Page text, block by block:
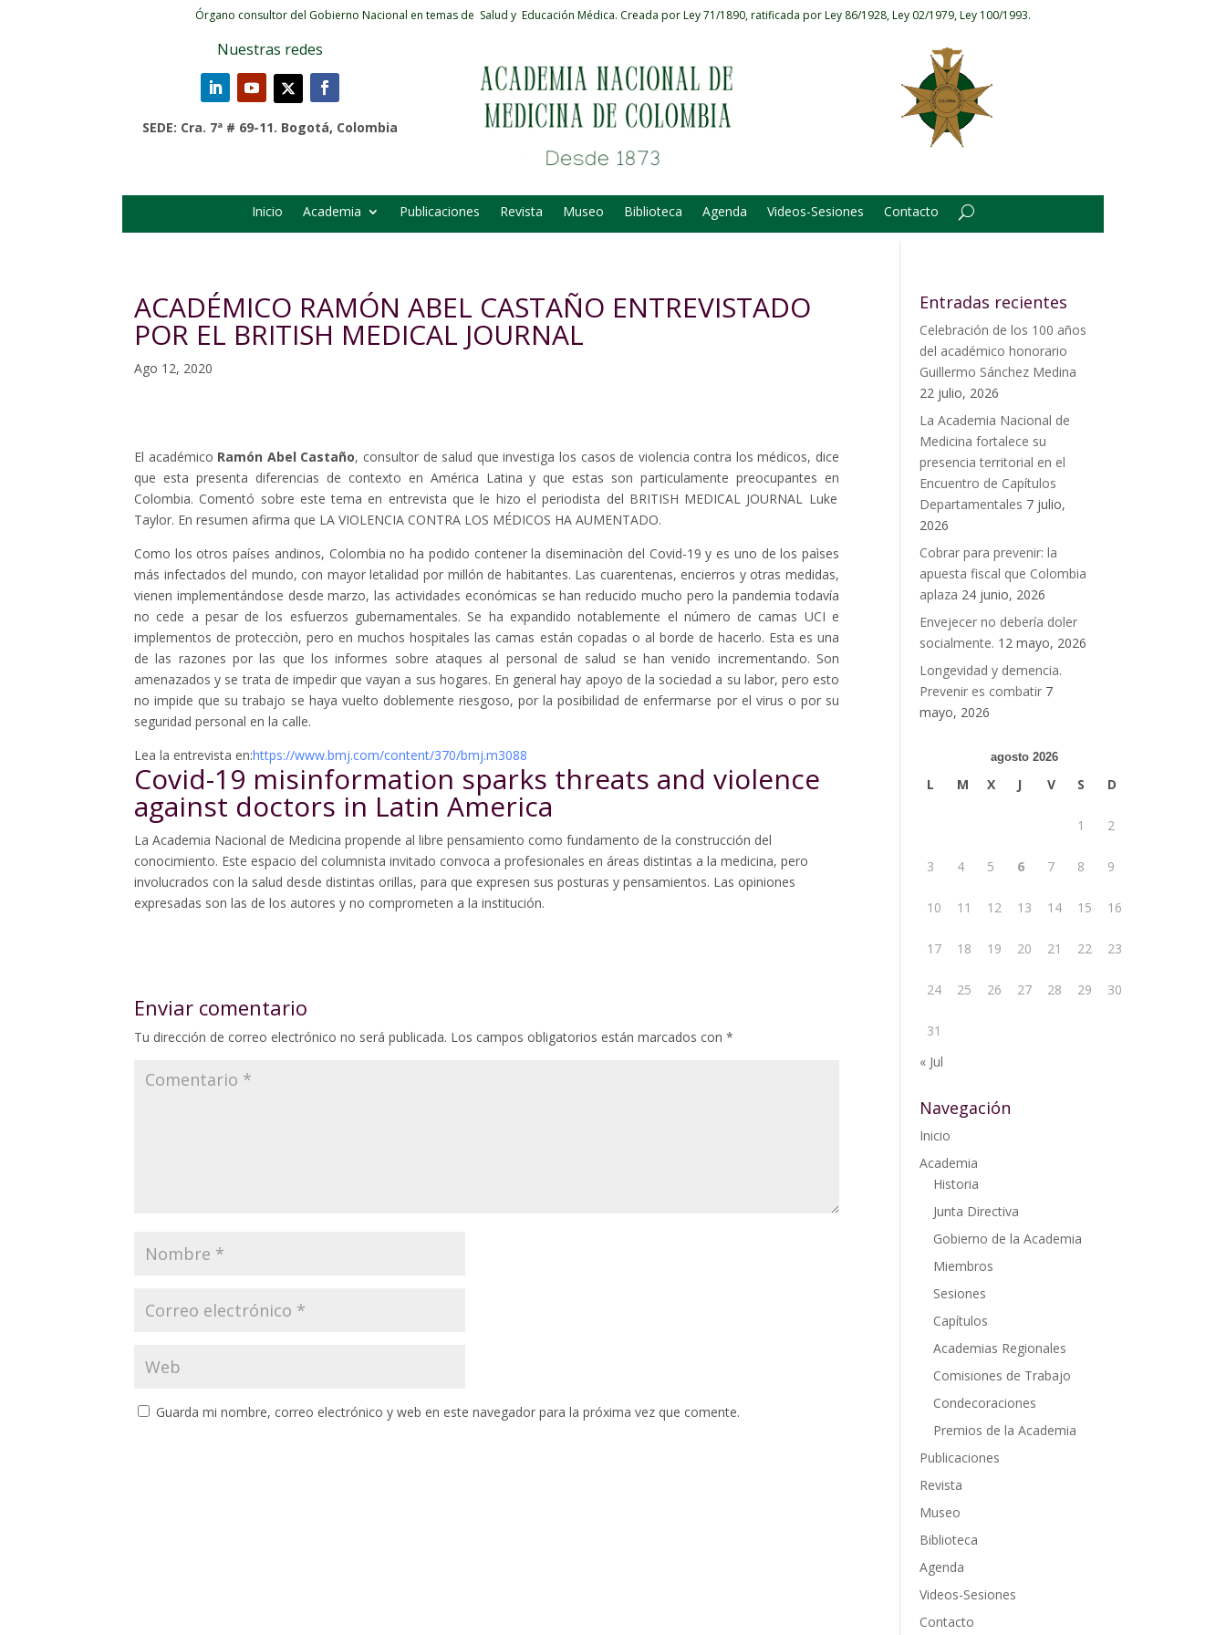
Órgano consultor del Gobierno Nacional en temas de Salud y Educación Médica. Creada por Ley 71/1890, ratificada por Ley 86/1928, Ley 02/1979, Ley 100/1993.
Nuestras redes
SEDE: Cra. 7ª # 69-11. Bogotá, Colombia
Inicio Academia Publicaciones Revista Museo Biblioteca Agenda Videos-Sesiones Contacto
ACADÉMICO RAMÓN ABEL CASTAÑO ENTREVISTADO
POR EL BRITISH MEDICAL JOURNAL
Ago 12, 2020
El académico Ramón Abel Castaño, consultor de salud que investiga los casos de violencia contra los médicos, dice
que esta presenta diferencias de contexto en América Latina y que estas son particulamente preocupantes en
Colombia. Comentó sobre este tema en entrevista que le hizo el periodista del BRITISH MEDICAL JOURNAL Luke
Taylor. En resumen afirma que LA VIOLENCIA CONTRA LOS MÉDICOS HA AUMENTADO.
Como los otros países andinos, Colombia no ha podido contener la diseminaciòn del Covid-19 y es uno de los paìses
más infectados del mundo, con mayor letalidad por millón de habitantes. Las cuarentenas, encierros y otras medidas,
vienen implementándose desde marzo, las actividades económicas se han reducido mucho pero la pandemia todavía
no cede a pesar de los esfuerzos gubernamentales. Se ha expandido notablemente el número de camas UCI e
implementos de protecciòn, pero en muchos hospitales las camas están copadas o al borde de hacerlo. Esta es una
de las razones por las que los informes sobre ataques al personal de salud se han venido incrementando. Son
amenazados y se trata de impedir que vayan a sus hogares. En general hay apoyo de la sociedad a su labor, pero esto
no impide que su trabajo se haya vuelto doblemente riesgoso, por la posibilidad de enfermarse por el virus o por su
seguridad personal en la calle.
Lea la entrevista en:https://www.bmj.com/content/370/bmj.m3088
Covid-19 misinformation sparks threats and violence
against doctors in Latin America
La Academia Nacional de Medicina propende al libre pensamiento como fundamento de la construcción del
conocimiento. Este espacio del columnista invitado convoca a profesionales en áreas distintas a la medicina, pero
involucrados con la salud desde distintas orillas, para que expresen sus posturas y pensamientos. Las opiniones
expresadas son las de los autores y no comprometen a la institución.
Enviar comentario
Tu dirección de correo electrónico no será publicada. Los campos obligatorios están marcados con *
Guarda mi nombre, correo electrónico y web en este navegador para la próxima vez que comente.
Entradas recientes
Celebración de los 100 años
del académico honorario
Guillermo Sánchez Medina
22 julio, 2026
La Academia Nacional de
Medicina fortalece su
presencia territorial en el
Encuentro de Capítulos
Departamentales 7 julio,
2026
Cobrar para prevenir: la
apuesta fiscal que Colombia
aplaza 24 junio, 2026
Envejecer no debería doler
socialmente. 12 mayo, 2026
Longevidad y demencia.
Prevenir es combatir 7
mayo, 2026
agosto 2026
L M X J V S D
1 2
3 4 5 6 7 8 9
10 11 12 13 14 15 16
17 18 19 20 21 22 23
24 25 26 27 28 29 30
31
« Jul
Navegación
Inicio
Academia
Historia
Junta Directiva
Gobierno de la Academia
Miembros
Sesiones
Capítulos
Academias Regionales
Comisiones de Trabajo
Condecoraciones
Premios de la Academia
Publicaciones
Revista
Museo
Biblioteca
Agenda
Videos-Sesiones
Contacto